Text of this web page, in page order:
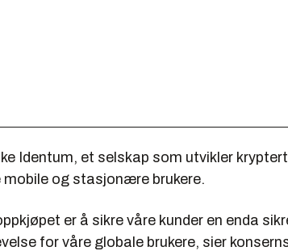
Identum, et selskap som utvikler
og stasjonære brukere.
er å sikre våre kunder en enda
for våre globale brukere, sier